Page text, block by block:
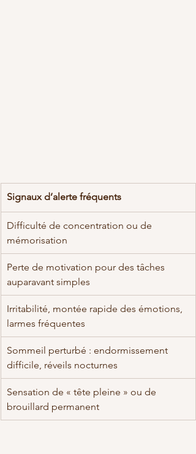
Signaux d’alerte fréquents
Difficulté de concentration ou de
mémorisation
Perte de motivation pour des tâches
auparavant simples
Irritabilité, montée rapide des émotions,
larmes fréquentes
Sommeil perturbé : endormissement
difficile, réveils nocturnes
Sensation de « tête pleine » ou de
brouillard permanent